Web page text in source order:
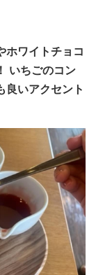
ホワイトチョコ
いちごのコン
良いアクセント